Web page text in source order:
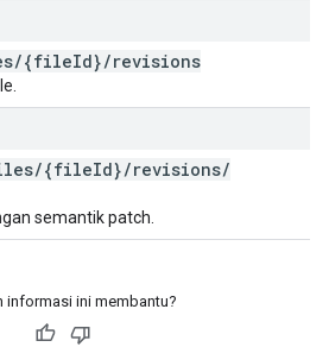
/{fileId}/revisions
/{fileId}/revisions/
semantik patch.
informasi ini membantu?